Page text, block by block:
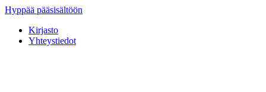
Hyppää pääsisältöön
Kirjasto
Yhteystiedot